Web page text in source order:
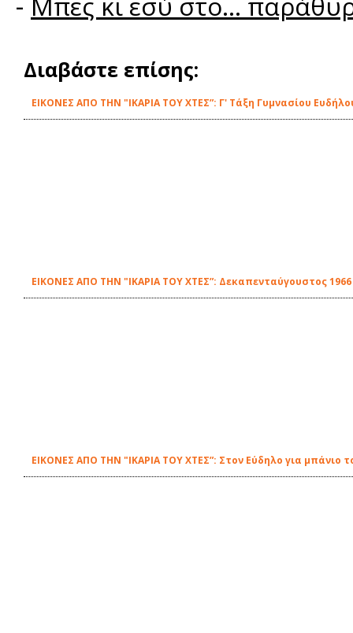
Διαβάστε επίσης:
ΕΙΚΟΝΕΣ ΑΠΟ ΤΗΝ "ΙΚΑΡΙΑ ΤΟΥ ΧΤΕΣ”: Γ' Τάξη Γυμνασίου
ΕΙΚΟΝΕΣ ΑΠΟ ΤΗΝ "ΙΚΑΡΙΑ ΤΟΥ ΧΤΕΣ”: Δεκαπενταύγουστος
ΕΙΚΟΝΕΣ ΑΠΟ ΤΗΝ "ΙΚΑΡΙΑ ΤΟΥ ΧΤΕΣ”: Στον Εύδηλο για μπάνιο